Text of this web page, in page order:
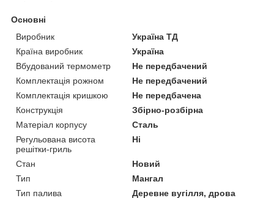
Основні
Виробник
Україна ТД
Країна виробник
Україна
Вбудований термометр
Не передбачений
Комплектація рожном
Не передбачений
Комплектація кришкою
Не передбачена
Конструкція
Збірно-розбірна
Матеріал корпусу
Сталь
Регульована висота
решітки-гриль
Ні
Стан
Новий
Тип
Мангал
Тип палива
Деревне вугілля, дрова